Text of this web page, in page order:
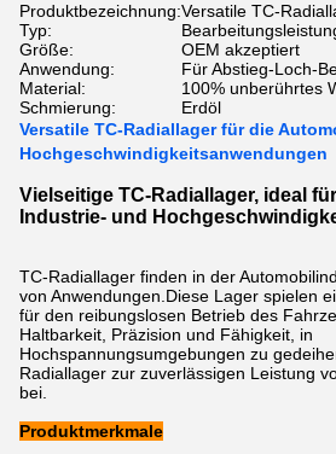
Produktbezeichnung:Versatile TC-
Typ:
Größe:
OEM akzeptiert
Anwendung:
Für Abstieg-Loch-
Material:
100% unberührtes
Schmierung:
Erdöl
Versatile TC-Radiallager für die
Hochgeschwindigkeitsanwendungen
Vielseitige TC-Radiallager, ideal
Industrie- und
TC-Radiallager finden in der
von Anwendungen.Diese Lager spielen
für den reibungslosen Betrieb des
Haltbarkeit, Präzision und Fähigkeit, in
Hochspannungsumgebungen zu
Radiallager zur zuverlässigen Leistung
bei.
Produktmerkmale